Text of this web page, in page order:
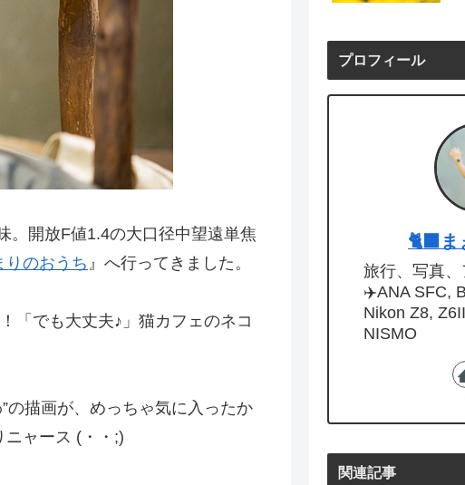
。開放F値1.4の大口径中望遠単焦
りのおうち 』へ行ってきました。
「でも大丈夫♪」猫カフェのネコ
の描画が、めっちゃ気に入ったか
ャース (・・;)
プロフィール
🐈‍⬛
旅行、写真、
✈️ANA SFC,
Nikon Z8,
NISMO
関連記事